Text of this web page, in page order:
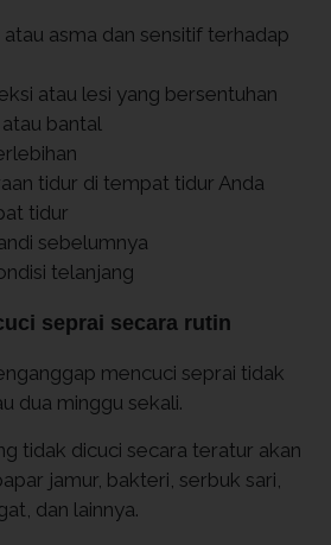
asma dan sensitif terhadap
atau lesi yang bersentuhan
bantal
tidur di tempat tidur Anda
tidur
sebelumnya
telanjang
seprai secara rutin
mencuci seprai tidak
dua minggu sekali.
tidak dicuci secara teratur akan
jamur, bakteri, serbuk sari,
dan lainnya.